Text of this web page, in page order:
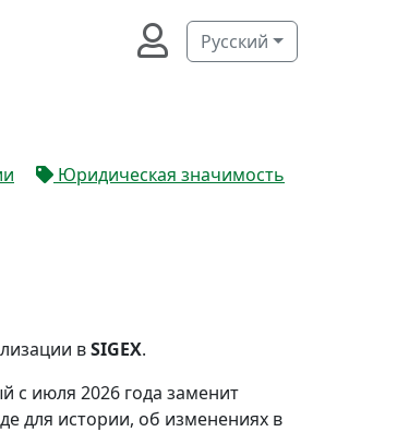
Русский
Юридическая значимость
вSIGEX.
с июля 2026 года заменит
для истории, об изменениях в